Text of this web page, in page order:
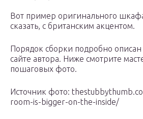
Вот пример оригинального
сказать, с британским акцентом.
Порядок сборки подробно
сайте автора. Ниже смотрите
пошаговых фото.
Источник фото:
room-is-bigger-on-the-inside/